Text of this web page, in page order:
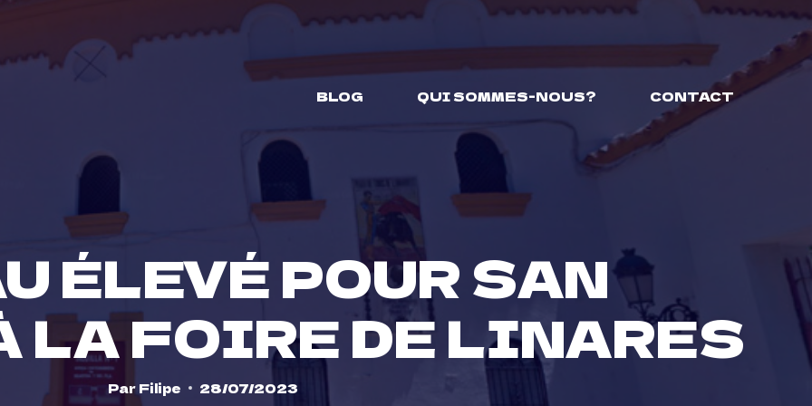
BLOG
QUI SOMMES-NOUS? CONTACT
ÉLEVÉ POUR SAN
LA FOIRE DE LINARES
Par Filipe 28/07/2023